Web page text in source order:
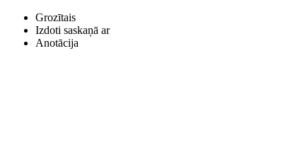
Grozītais
Izdoti saskaņā ar
Anotācija